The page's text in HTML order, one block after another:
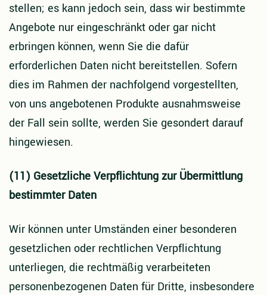
stellen; es kann jedoch sein, dass wir bestimmte
Angebote nur eingeschränkt oder gar nicht
erbringen können, wenn Sie die dafür
erforderlichen Daten nicht bereitstellen. Sofern
dies im Rahmen der nachfolgend vorgestellten,
von uns angebotenen Produkte ausnahmsweise
der Fall sein sollte, werden Sie gesondert darauf
hingewiesen.
(11) Gesetzliche Verpflichtung zur Übermittlung
bestimmter Daten
Wir können unter Umständen einer besonderen
gesetzlichen oder rechtlichen Verpflichtung
unterliegen, die rechtmäßig verarbeiteten
personenbezogenen Daten für Dritte, insbesondere